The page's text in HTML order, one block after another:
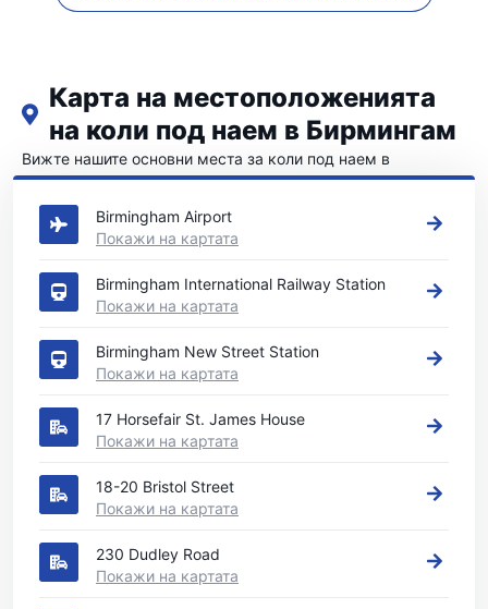
Карта на местоположенията
на коли под наем в Бирмингам
Вижте нашите основни места за коли под наем в
Бирмингам
Birmingham Airport
Покажи на картата
Birmingham International Railway Station
Покажи на картата
Birmingham New Street Station
Покажи на картата
17 Horsefair St. James House
Покажи на картата
18-20 Bristol Street
Покажи на картата
230 Dudley Road
Покажи на картата